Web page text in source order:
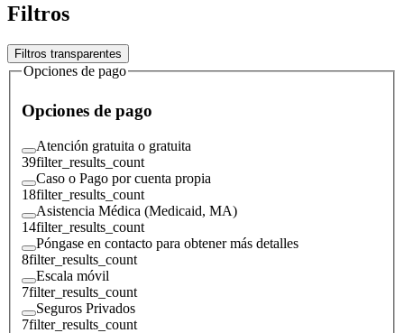
Filtros
Filtros transparentes
Opciones de pago
Opciones de pago
Atención gratuita o gratuita
39filter_results_count
Caso o Pago por cuenta propia
18filter_results_count
Asistencia Médica (Medicaid, MA)
14filter_results_count
Póngase en contacto para obtener más detalles
8filter_results_count
Escala móvil
7filter_results_count
Seguros Privados
7filter_results_count